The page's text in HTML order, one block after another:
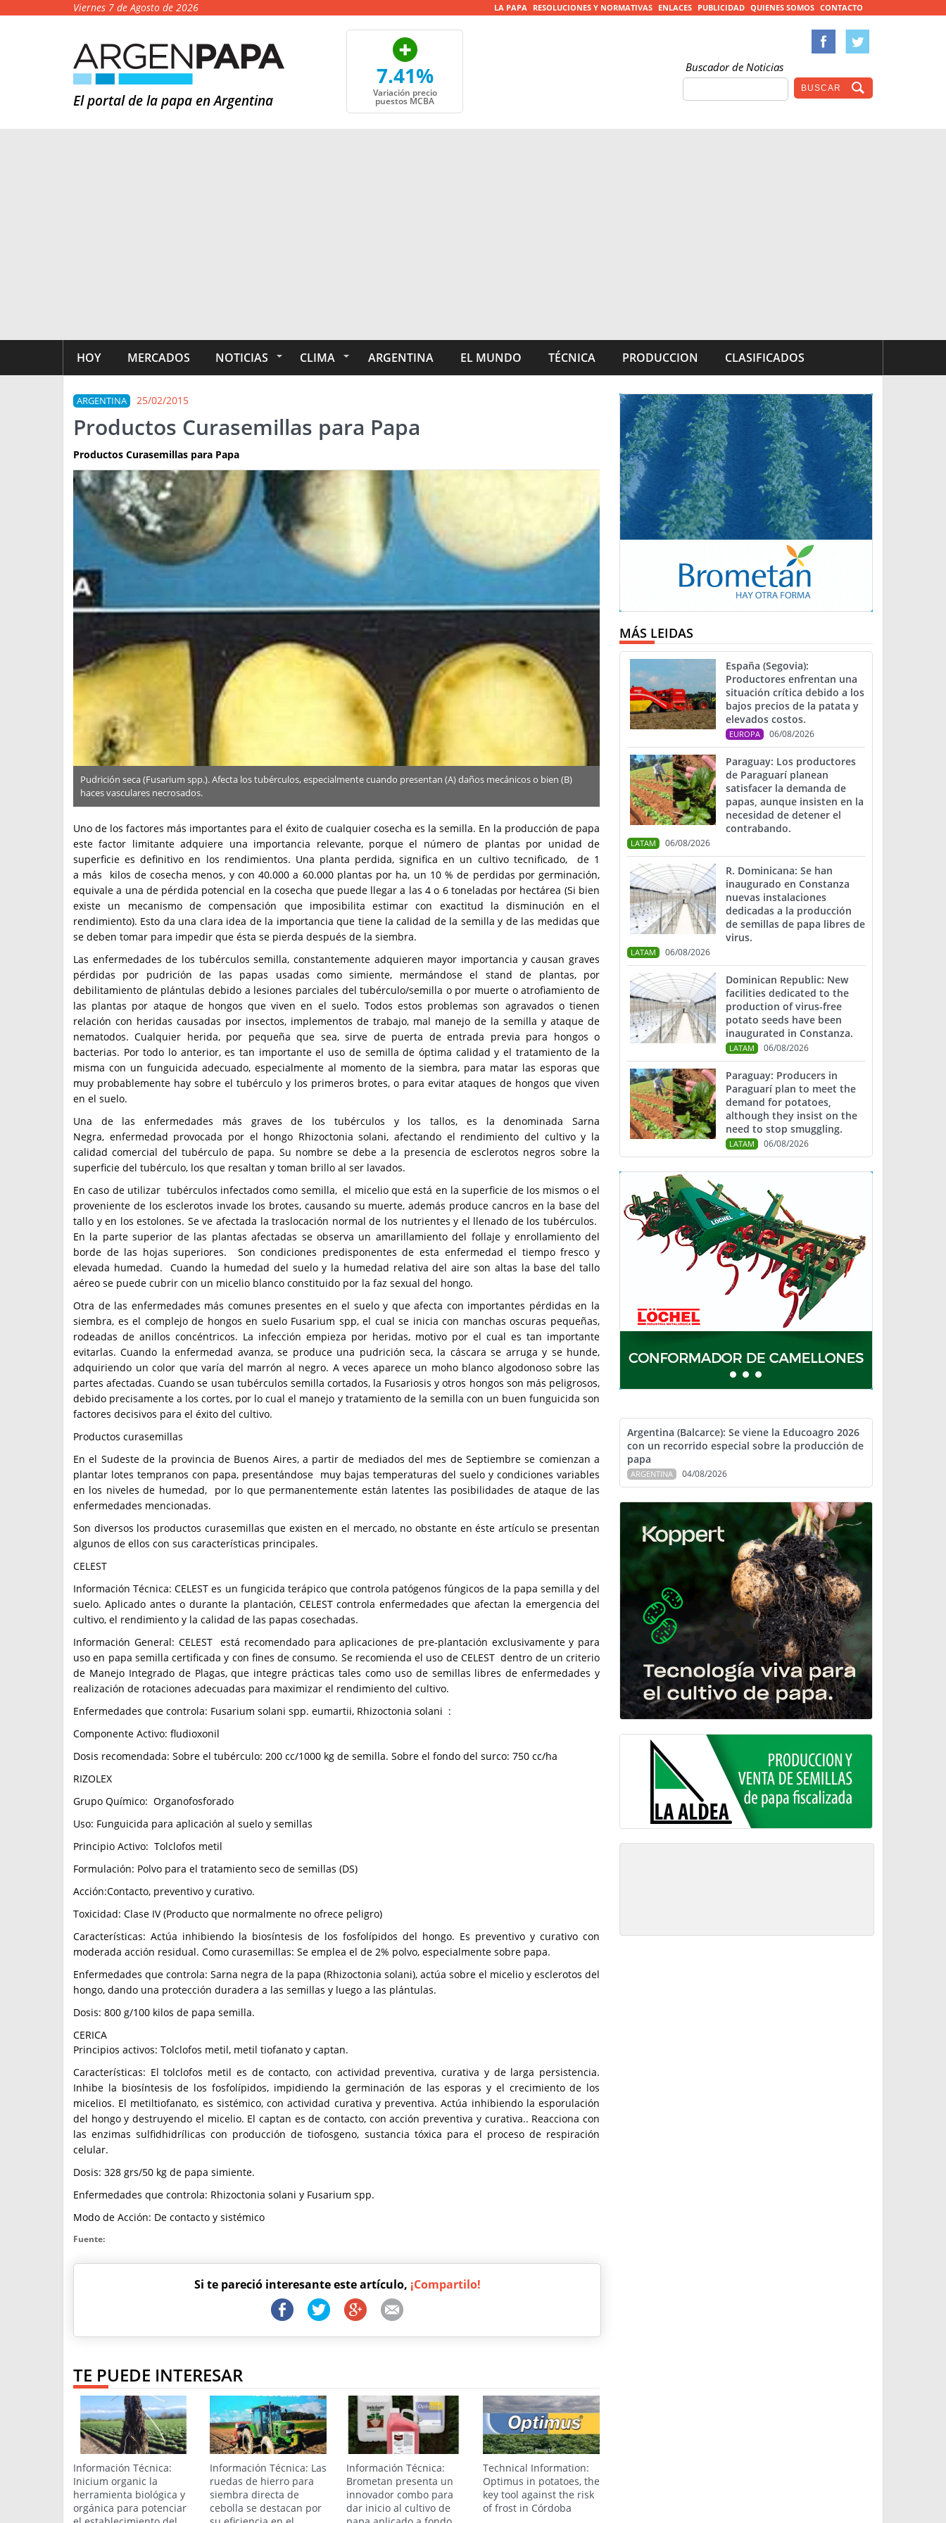
Viernes 7 de Agosto de 2026 LA PAPA RESOLUCIONES Y NORMATIVAS ENLACES PUBLICIDAD QUIENES SOMOS CONTACTO
El portal de la papa en Argentina
7.41%
Variación precio
puestos MCBA
Buscador de Noticias
HOY MERCADOS NOTICIAS CLIMA ARGENTINA EL MUNDO TÉCNICA PRODUCCION CLASIFICADOS
ARGENTINA 25/02/2015
Productos Curasemillas para Papa
Productos Curasemillas para Papa
Pudrición seca (Fusarium spp.). Afecta los tubérculos, especialmente cuando presentan (A) daños mecánicos o bien (B)
haces vasculares necrosados.
Uno de los factores más importantes para el éxito de cualquier cosecha es la semilla. En la producción de papa
este factor limitante adquiere una importancia relevante, porque el número de plantas por unidad de
superficie es definitivo en los rendimientos. Una planta perdida, significa en un cultivo tecnificado, de 1
a más kilos de cosecha menos, y con 40.000 a 60.000 plantas por ha, un 10 % de perdidas por germinación,
equivale a una de pérdida potencial en la cosecha que puede llegar a las 4 o 6 toneladas por hectárea (Si bien
existe un mecanismo de compensación que imposibilita estimar con exactitud la disminución en el
rendimiento). Esto da una clara idea de la importancia que tiene la calidad de la semilla y de las medidas que
se deben tomar para impedir que ésta se pierda después de la siembra.
Las enfermedades de los tubérculos semilla, constantemente adquieren mayor importancia y causan graves
pérdidas por pudrición de las papas usadas como simiente, mermándose el stand de plantas, por
debilitamiento de plántulas debido a lesiones parciales del tubérculo/semilla o por muerte o atrofiamiento de
las plantas por ataque de hongos que viven en el suelo. Todos estos problemas son agravados o tienen
relación con heridas causadas por insectos, implementos de trabajo, mal manejo de la semilla y ataque de
nematodos. Cualquier herida, por pequeña que sea, sirve de puerta de entrada previa para hongos o
bacterias. Por todo lo anterior, es tan importante el uso de semilla de óptima calidad y el tratamiento de la
misma con un funguicida adecuado, especialmente al momento de la siembra, para matar las esporas que
muy probablemente hay sobre el tubérculo y los primeros brotes, o para evitar ataques de hongos que viven
en el suelo.
Una de las enfermedades más graves de los tubérculos y los tallos, es la denominada Sarna
Negra, enfermedad provocada por el hongo Rhizoctonia solani, afectando el rendimiento del cultivo y la
calidad comercial del tubérculo de papa. Su nombre se debe a la presencia de esclerotos negros sobre la
superficie del tubérculo, los que resaltan y toman brillo al ser lavados.
En caso de utilizar tubérculos infectados como semilla, el micelio que está en la superficie de los mismos o el
proveniente de los esclerotos invade los brotes, causando su muerte, además produce cancros en la base del
tallo y en los estolones. Se ve afectada la traslocación normal de los nutrientes y el llenado de los tubérculos.
En la parte superior de las plantas afectadas se observa un amarillamiento del follaje y enrollamiento del
borde de las hojas superiores. Son condiciones predisponentes de esta enfermedad el tiempo fresco y
elevada humedad. Cuando la humedad del suelo y la humedad relativa del aire son altas la base del tallo
aéreo se puede cubrir con un micelio blanco constituido por la faz sexual del hongo.
Otra de las enfermedades más comunes presentes en el suelo y que afecta con importantes pérdidas en la
siembra, es el complejo de hongos en suelo Fusarium spp, el cual se inicia con manchas oscuras pequeñas,
rodeadas de anillos concéntricos. La infección empieza por heridas, motivo por el cual es tan importante
evitarlas. Cuando la enfermedad avanza, se produce una pudrición seca, la cáscara se arruga y se hunde,
adquiriendo un color que varía del marrón al negro. A veces aparece un moho blanco algodonoso sobre las
partes afectadas. Cuando se usan tubérculos semilla cortados, la Fusariosis y otros hongos son más peligrosos,
debido precisamente a los cortes, por lo cual el manejo y tratamiento de la semilla con un buen funguicida son
factores decisivos para el éxito del cultivo.
Productos curasemillas
En el Sudeste de la provincia de Buenos Aires, a partir de mediados del mes de Septiembre se comienzan a
plantar lotes tempranos con papa, presentándose muy bajas temperaturas del suelo y condiciones variables
en los niveles de humedad, por lo que permanentemente están latentes las posibilidades de ataque de las
enfermedades mencionadas.
Son diversos los productos curasemillas que existen en el mercado, no obstante en éste artículo se presentan
algunos de ellos con sus características principales.
CELEST
Información Técnica: CELEST es un fungicida terápico que controla patógenos fúngicos de la papa semilla y del
suelo. Aplicado antes o durante la plantación, CELEST controla enfermedades que afectan la emergencia del
cultivo, el rendimiento y la calidad de las papas cosechadas.
Información General: CELEST está recomendado para aplicaciones de pre-plantación exclusivamente y para
uso en papa semilla certificada y con fines de consumo. Se recomienda el uso de CELEST dentro de un criterio
de Manejo Integrado de Plagas, que integre prácticas tales como uso de semillas libres de enfermedades y
realización de rotaciones adecuadas para maximizar el rendimiento del cultivo.
Enfermedades que controla: Fusarium solani spp. eumartii, Rhizoctonia solani :
Componente Activo: fludioxonil
Dosis recomendada: Sobre el tubérculo: 200 cc/1000 kg de semilla. Sobre el fondo del surco: 750 cc/ha
RIZOLEX
Grupo Químico: Organofosforado
Uso: Funguicida para aplicación al suelo y semillas
Principio Activo: Tolclofos metil
Formulación: Polvo para el tratamiento seco de semillas (DS)
Acción:Contacto, preventivo y curativo.
Toxicidad: Clase IV (Producto que normalmente no ofrece peligro)
Características: Actúa inhibiendo la biosíntesis de los fosfolípidos del hongo. Es preventivo y curativo con
moderada acción residual. Como curasemillas: Se emplea el de 2% polvo, especialmente sobre papa.
Enfermedades que controla: Sarna negra de la papa (Rhizoctonia solani), actúa sobre el micelio y esclerotos del
hongo, dando una protección duradera a las semillas y luego a las plántulas.
Dosis: 800 g/100 kilos de papa semilla.
CERICA
Principios activos: Tolclofos metil, metil tiofanato y captan.
Características: El tolclofos metil es de contacto, con actividad preventiva, curativa y de larga persistencia.
Inhibe la biosíntesis de los fosfolípidos, impidiendo la germinación de las esporas y el crecimiento de los
micelios. El metiltiofanato, es sistémico, con actividad curativa y preventiva. Actúa inhibiendo la esporulación
del hongo y destruyendo el micelio. El captan es de contacto, con acción preventiva y curativa.. Reacciona con
las enzimas sulfidhidrílicas con producción de tiofosgeno, sustancia tóxica para el proceso de respiración
celular.
Dosis: 328 grs/50 kg de papa simiente.
Enfermedades que controla: Rhizoctonia solani y Fusarium spp.
Modo de Acción: De contacto y sistémico
Fuente:
Si te pareció interesante este artículo, ¡Compartilo!
TE PUEDE INTERESAR
Información Técnica:
Inicium organic la
herramienta biológica y
orgánica para potenciar
Información Técnica: Las
ruedas de hierro para
siembra directa de
cebolla se destacan por
Información Técnica:
Brometan presenta un
innovador combo para
dar inicio al cultivo de
Technical Information:
Optimus in potatoes, the
key tool against the risk
of frost in Córdoba
MÁS LEIDAS
España (Segovia):
Productores enfrentan una
situación crítica debido a los
bajos precios de la patata y
elevados costos.
EUROPA 06/08/2026
Paraguay: Los productores
de Paraguarí planean
satisfacer la demanda de
papas, aunque insisten en la
necesidad de detener el
contrabando.
LATAM 06/08/2026
R. Dominicana: Se han
inaugurado en Constanza
nuevas instalaciones
dedicadas a la producción
de semillas de papa libres de
virus.
LATAM 06/08/2026
Dominican Republic: New
facilities dedicated to the
production of virus-free
potato seeds have been
inaugurated in Constanza.
LATAM 06/08/2026
Paraguay: Producers in
Paraguarí plan to meet the
demand for potatoes,
although they insist on the
need to stop smuggling.
LATAM 06/08/2026
Argentina (Balcarce): Se viene la Educoagro 2026
con un recorrido especial sobre la producción de
papa
ARGENTINA 04/08/2026